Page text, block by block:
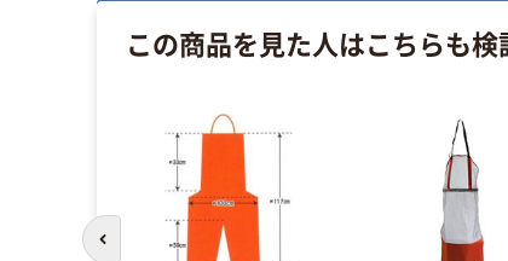
この商品を見た人はこちらも
前のスライドへ